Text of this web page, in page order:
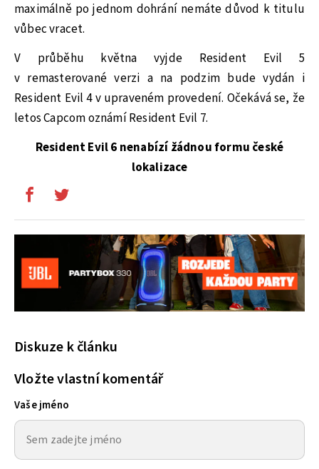
maximálně po jednom dohrání nemáte důvod k titulu
vůbec vracet.
V průběhu května vyjde Resident Evil 5
v remasterované verzi a na podzim bude vydán i
Resident Evil 4 v upraveném provedení. Očekává se, že
letos Capcom oznámí Resident Evil 7.
Resident Evil 6 nenabízí žádnou formu české
lokalizace
Diskuze k článku
Vložte vlastní komentář
Vaše jméno